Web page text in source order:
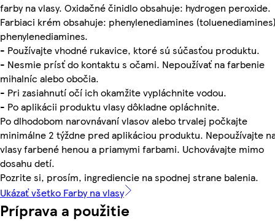
farby na vlasy. Oxidačné činidlo obsahuje: hydrogen peroxide.
Farbiaci krém obsahuje: phenylenediamines
phenylenediamines.
- Používajte vhodné rukavice, ktoré sú súčasťou produktu.
- Nesmie prísť do kontaktu s očami. Nepoužívať na farbenie
mihalníc alebo obočia.
- Pri zasiahnutí očí ich okamžite vypláchnite vodou.
- Po aplikácii produktu vlasy dôkladne opláchnite.
Po dlhodobom narovnávaní vlasov alebo trvalej počkajte
minimálne 2 týždne pred aplikáciou produktu. Nepoužívajte
vlasy farbené henou a priamymi farbami. Uchovávajte mimo
dosahu detí.
Pozrite si, prosím, ingrediencie na spodnej strane balenia.
Ukázať všetko Farby na vlasy
Príprava a použitie